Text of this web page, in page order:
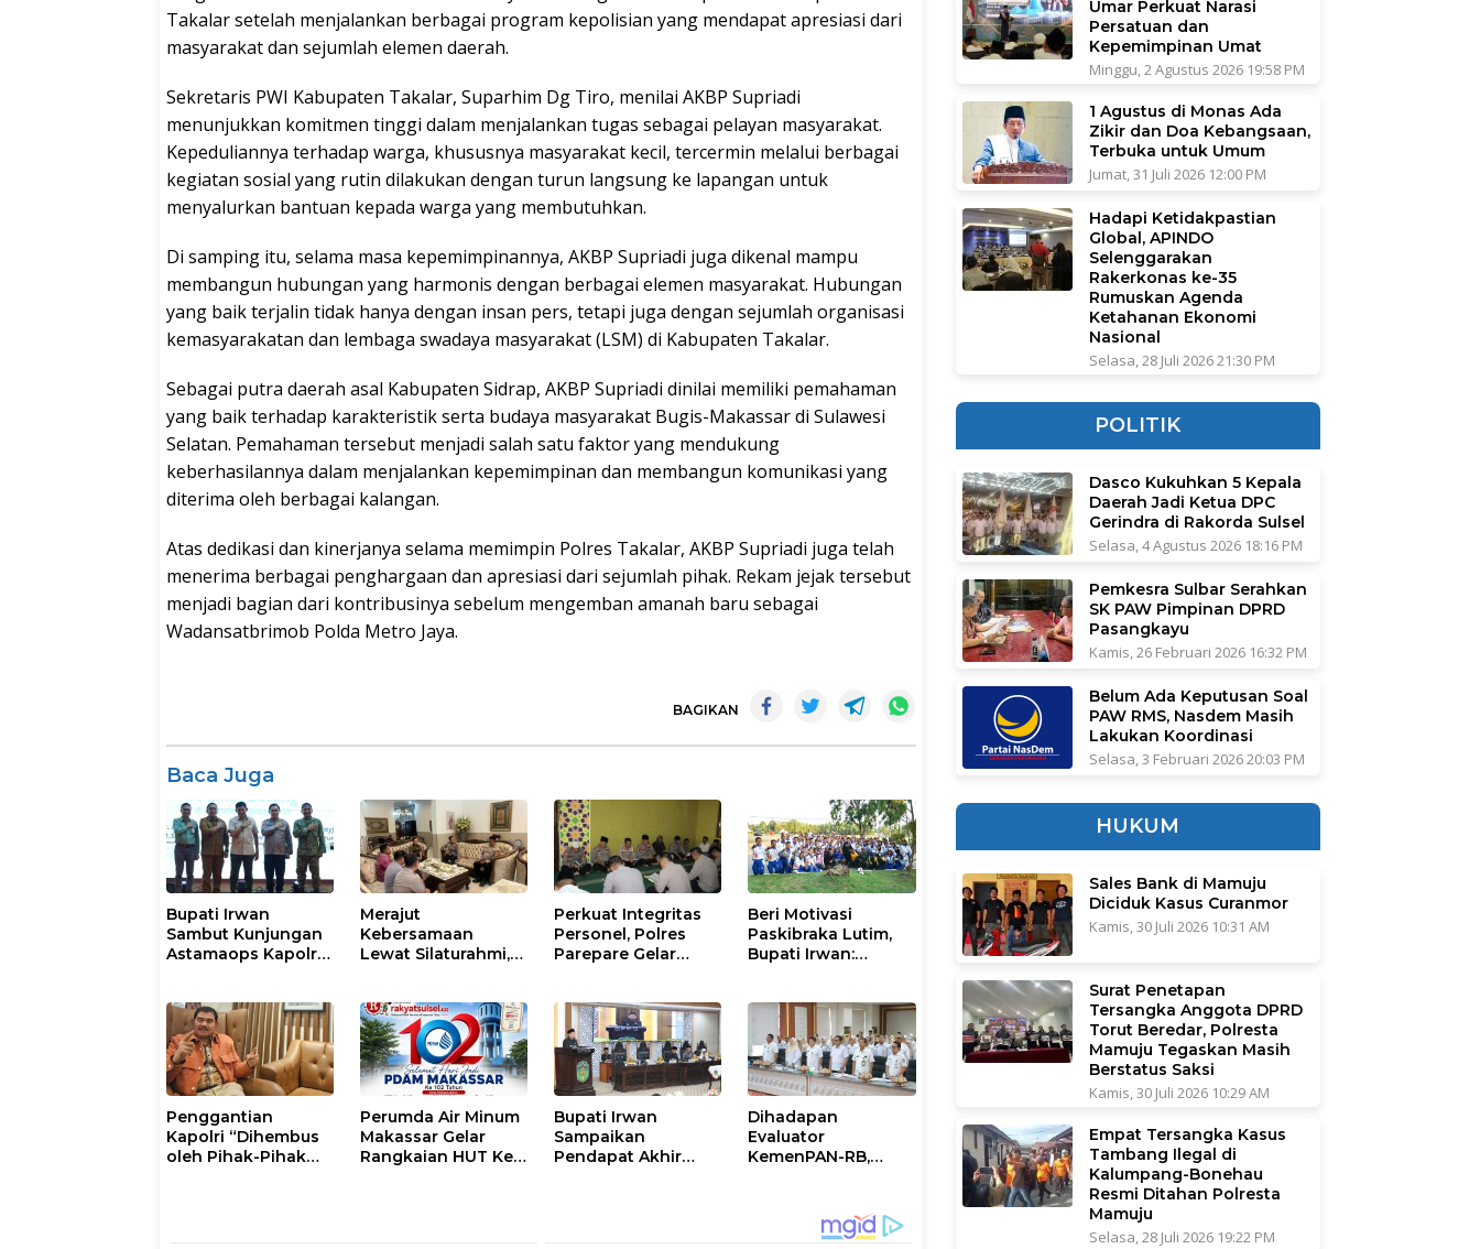
Takalar setelah menjalankan berbagai program kepolisian yang mendapat apresiasi dari
masyarakat dan sejumlah elemen daerah.
Sekretaris PWI Kabupaten Takalar, Suparhim Dg Tiro, menilai AKBP Supriadi
menunjukkan komitmen tinggi dalam menjalankan tugas sebagai pelayan masyarakat.
Kepeduliannya terhadap warga, khususnya masyarakat kecil, tercermin melalui berbagai
kegiatan sosial yang rutin dilakukan dengan turun langsung ke lapangan untuk
menyalurkan bantuan kepada warga yang membutuhkan.
Di samping itu, selama masa kepemimpinannya, AKBP Supriadi juga dikenal mampu
membangun hubungan yang harmonis dengan berbagai elemen masyarakat. Hubungan
yang baik terjalin tidak hanya dengan insan pers, tetapi juga dengan sejumlah organisasi
kemasyarakatan dan lembaga swadaya masyarakat (LSM) di Kabupaten Takalar.
Sebagai putra daerah asal Kabupaten Sidrap, AKBP Supriadi dinilai memiliki pemahaman
yang baik terhadap karakteristik serta budaya masyarakat Bugis-Makassar di Sulawesi
Selatan. Pemahaman tersebut menjadi salah satu faktor yang mendukung
keberhasilannya dalam menjalankan kepemimpinan dan membangun komunikasi yang
diterima oleh berbagai kalangan.
Atas dedikasi dan kinerjanya selama memimpin Polres Takalar, AKBP Supriadi juga telah
menerima berbagai penghargaan dan apresiasi dari sejumlah pihak. Rekam jejak tersebut
menjadi bagian dari kontribusinya sebelum mengemban amanah baru sebagai
Wadansatbrimob Polda Metro Jaya.
BAGIKAN
Baca Juga
Bupati Irwan
Sambut Kunjungan
Astamaops Kapolri
Luwu Timur
Merajut
Kebersamaan
Lewat Silaturahmi,
dengan Tokoh
Masyarakat
Perkuat Integritas
Personel, Polres
Parepare Gelar
Beri Motivasi
Paskibraka Lutim,
Bupati Irwan:
Perhatian
Penggantian
Kapolri “Dihembus
oleh Pihak-Pihak
Perumda Air Minum
Makassar Gelar
Rangkaian HUT Ke-
Bupati Irwan
Sampaikan
Pendapat Akhir
Dihadapan
Evaluator
KemenPAN-RB,
Capaian Kinerja
Umar Perkuat Narasi
Persatuan dan
Kepemimpinan Umat
Minggu, 2 Agustus 2026 19:58 PM
1 Agustus di Monas Ada
Zikir dan Doa Kebangsaan,
Terbuka untuk Umum
Jumat, 31 Juli 2026 12:00 PM
Hadapi Ketidakpastian
Global, APINDO
Selenggarakan
Rakerkonas ke-35
Rumuskan Agenda
Ketahanan Ekonomi
Nasional
Selasa, 28 Juli 2026 21:30 PM
POLITIK
Dasco Kukuhkan 5 Kepala
Daerah Jadi Ketua DPC
Gerindra di Rakorda Sulsel
Selasa, 4 Agustus 2026 18:16 PM
Pemkesra Sulbar Serahkan
SK PAW Pimpinan DPRD
Pasangkayu
Kamis, 26 Februari 2026 16:32 PM
Belum Ada Keputusan Soal
PAW RMS, Nasdem Masih
Lakukan Koordinasi
Selasa, 3 Februari 2026 20:03 PM
HUKUM
Sales Bank di Mamuju
Diciduk Kasus Curanmor
Kamis, 30 Juli 2026 10:31 AM
Surat Penetapan
Tersangka Anggota DPRD
Torut Beredar, Polresta
Mamuju Tegaskan Masih
Berstatus Saksi
Kamis, 30 Juli 2026 10:29 AM
Empat Tersangka Kasus
Tambang Ilegal di
Kalumpang-Bonehau
Resmi Ditahan Polresta
Mamuju
Selasa, 28 Juli 2026 19:22 PM